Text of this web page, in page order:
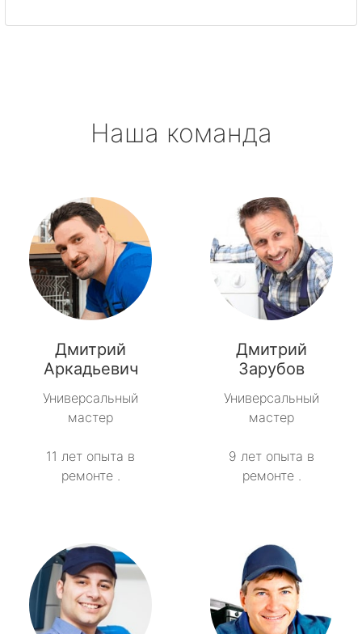
Наша команда
Дмитрий
Аркадьевич
Универсальный
мастер
11 лет опыта в
ремонте .
Дмитрий
Зарубов
Универсальный
мастер
9 лет опыта в
ремонте .